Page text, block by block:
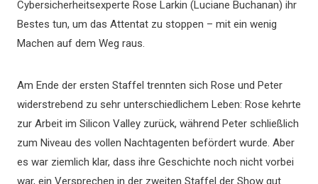
Cybersicherheitsexperte Rose Larkin (Luciane Buchanan) ihr
Bestes tun, um das Attentat zu stoppen – mit ein wenig
Machen auf dem Weg raus.
Am Ende der ersten Staffel trennten sich Rose und Peter
widerstrebend zu sehr unterschiedlichem Leben: Rose kehrte
zur Arbeit im Silicon Valley zurück, während Peter schließlich
zum Niveau des vollen Nachtagenten befördert wurde. Aber
es war ziemlich klar, dass ihre Geschichte noch nicht vorbei
war, ein Versprechen in der zweiten Staffel der Show gut